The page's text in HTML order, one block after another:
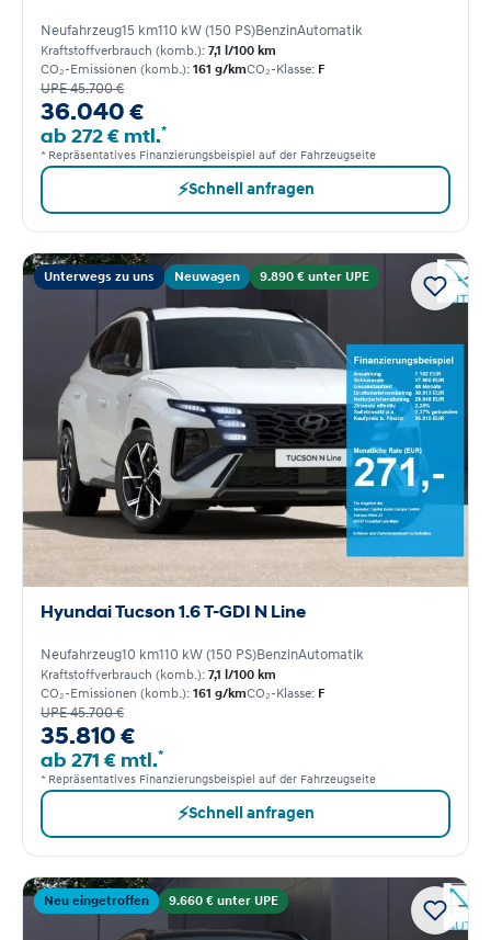
Neufahrzeug15 km110 kW (150 PS)BenzinAutomatik
Kraftstoffverbrauch (komb.): 7,1 l/100 km
CO₂-Emissionen (komb.): 161 g/kmCO₂-Klasse: F
UPE 45.700 €
36.040 €
ab 272 € mtl.*
* Repräsentatives Finanzierungsbeispiel auf der Fahrzeugseite
⚡Schnell anfragen
Unterwegs zu uns Neuwagen 9.890 € unter UPE
Hyundai Tucson 1.6 T-GDI N Line
Neufahrzeug10 km110 kW (150 PS)BenzinAutomatik
Kraftstoffverbrauch (komb.): 7,1 l/100 km
CO₂-Emissionen (komb.): 161 g/kmCO₂-Klasse: F
UPE 45.700 €
35.810 €
ab 271 € mtl.*
* Repräsentatives Finanzierungsbeispiel auf der Fahrzeugseite
⚡Schnell anfragen
Neu eingetroffen 9.660 € unter UPE